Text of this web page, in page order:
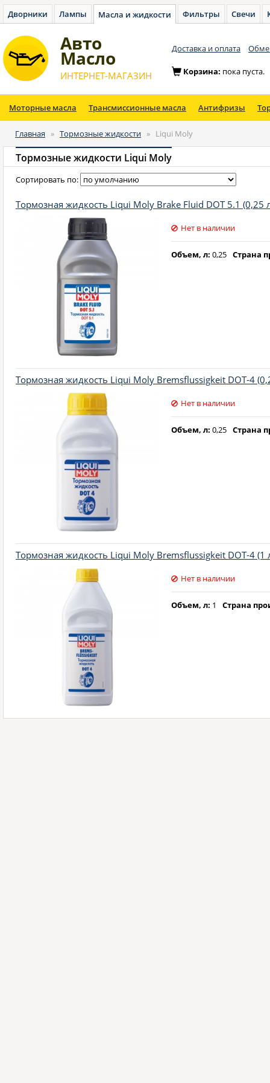
Дворники Лампы Масла и жидкости Фильтры Свечи
Авто
Масло
ИНТЕРНЕТ-МАГАЗИН
Доставка и оплата
Корзина: пока пуста.
Моторные масла Трансмиссионные масла Антифризы
Главная » Тормозные жидкости » Liqui Moly
Тормозные жидкости Liqui Moly
Сортировать по:
Тормозная жидкость Liqui Moly Brake Fluid DOT 5.1 (0,25
Нет в наличии
Объем, л: 0,25 Страна
Тормозная жидкость Liqui Moly Bremsflussigkeit DOT-4
Нет в наличии
Объем, л: 0,25 Страна
Тормозная жидкость Liqui Moly Bremsflussigkeit DOT-4 (1
Нет в наличии
Объем, л: 1 Страна